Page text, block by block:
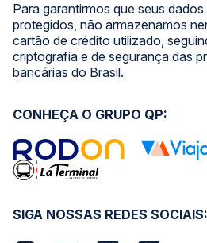
Para garantirmos que seus
protegidos, não armazenamos
cartão de crédito utilizado,
criptografia e de segurança das
bancárias do Brasil.
SIGA NOSSAS REDES SOCIAIS:
CONHEÇA O GRUPO QP: